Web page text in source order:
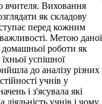
вчителя. Виховання
як складову
перед кожним
Метою даної
домашньої роботи як
успішної
до аналізу різних
учнів у
і з'ясувала які
діяльність учнів і чому